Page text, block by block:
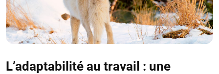
L’adaptabilité au travail : une